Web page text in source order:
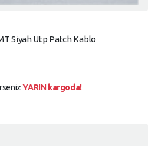
Siyah Utp Patch Kablo
YARIN kargoda!